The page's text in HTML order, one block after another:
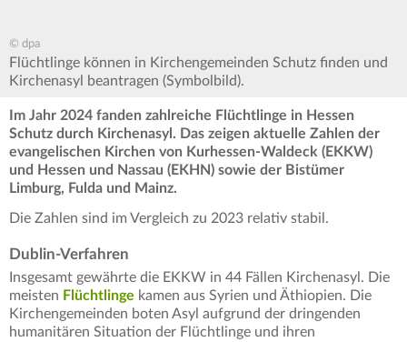
© dpa
Flüchtlinge können in Kirchengemeinden Schutz finden und
Kirchenasyl beantragen (Symbolbild).
Im Jahr 2024 fanden zahlreiche Flüchtlinge in Hessen
Schutz durch Kirchenasyl. Das zeigen aktuelle Zahlen der
evangelischen Kirchen von Kurhessen-Waldeck (EKKW)
und Hessen und Nassau (EKHN) sowie der Bistümer
Limburg, Fulda und Mainz.
Die Zahlen sind im Vergleich zu 2023 relativ stabil.
Dublin-Verfahren
Insgesamt gewährte die EKKW in 44 Fällen Kirchenasyl. Die
meisten Flüchtlinge kamen aus Syrien und Äthiopien. Die
Kirchengemeinden boten Asyl aufgrund der dringenden
humanitären Situation der Flüchtlinge und ihren